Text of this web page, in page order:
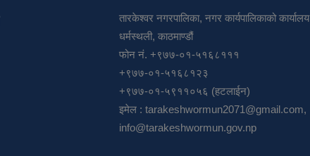
तारकेश्वर नगरपालिका, नगर कार्यपालिकाको कार्यालय
धर्मस्थली, काठमाण्डौं
फोन नं. +९७७-०१-५१६८१११
+९७७-०१-५१६८१२३
+९७७-०१-५९११०५६ (हटलाईन)
इमेल : tarakeshwormun2071@gmail.com,
info@tarakeshwormun.gov.np